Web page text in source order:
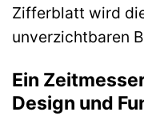
Zifferblatt wird
unverzichtbaren
Ein
Design und